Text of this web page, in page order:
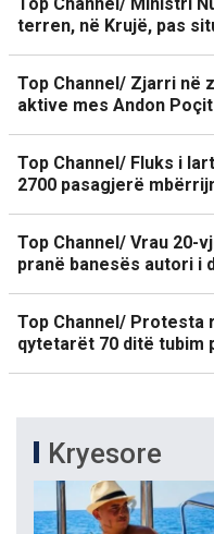
terren, në Krujë, pas
Top Channel/ Zjarri në
aktive mes Andon
Top Channel/ Fluks i
2700 pasagjerë
Top Channel/ Vrau 20-
pranë banesës autori i
Top Channel/ Protesta
qytetarët 70 ditë tubim
Kryesore